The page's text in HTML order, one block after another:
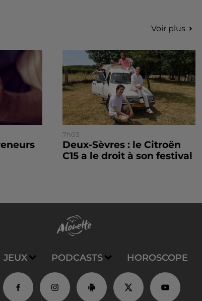
Voir plus
7h03
Deux-Sèvres : le Citroën
C15 a le droit à son festival
JEUX PODCASTS HOROSCOPE